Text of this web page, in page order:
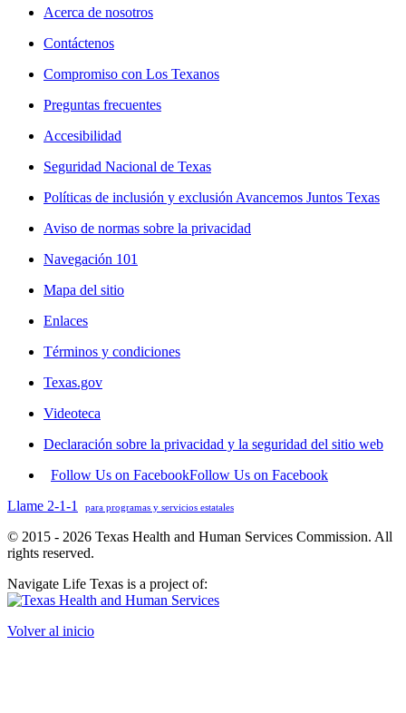
Acerca de nosotros
Contáctenos
Compromiso con Los Texanos
Preguntas frecuentes
Accesibilidad
Seguridad Nacional de Texas
Políticas de inclusión y exclusión Avancemos Juntos Texas
Aviso de normas sobre la privacidad
Navegación 101
Mapa del sitio
Enlaces
Términos y condiciones
Texas.gov
Videoteca
Declaración sobre la privacidad y la seguridad del sitio web
Follow Us on FacebookFollow Us on Facebook
Llame 2-1-1
para programas y servicios estatales
© 2015 - 2026 Texas Health and Human Services Commission. All
rights reserved.
Navigate Life Texas is a project of:
Volver al inicio